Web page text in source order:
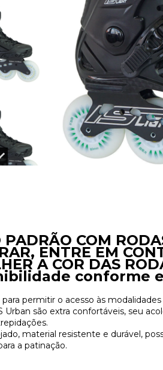
PADRÃO COM
ENTRE EM
A COR DAS
conforme
permitir o acesso às
Urban são extra confortáveis, seu
material resistente e durável,
a patinação.